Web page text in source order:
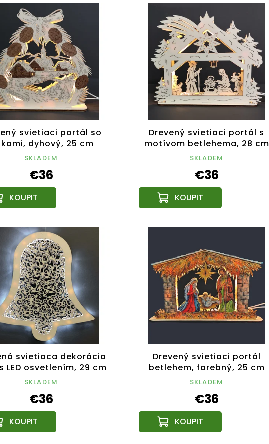
svietiaci portál so
dyhový, 25 cm
SKLADEM
€36
Drevený svietiaci portál s
motívom betlehema, 28 cm
SKLADEM
€36
svietiaca dekorácia
LED osvetlením, 29 cm
SKLADEM
€36
Drevený svietiaci portál
betlehem, farebný, 25 cm
SKLADEM
€36